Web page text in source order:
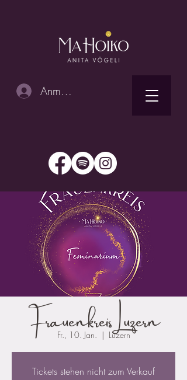
Anmelden
Frauenkreis Luzern
Fr., 10. Jan.
  |
Luzern
Tickets stehen nicht zum Verkauf